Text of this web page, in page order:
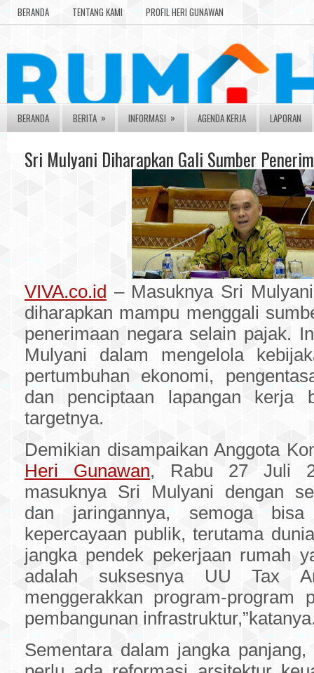
BERANDA TENTANG KAMI PROFIL HERI GUNAWAN
BERANDA BERITA » INFORMASI » AGENDA KERJA LAPORAN
Sri Mulyani Diharapkan Gali Sumber
VIVA.co.id – Masuknya Sri
diharapkan mampu menggali
penerimaan negara selain pajak.
Mulyani dalam mengelola
pertumbuhan ekonomi,
dan penciptaan lapangan kerja
targetnya.
Demikian disampaikan Anggota
Heri Gunawan, Rabu 27 Juli
masuknya Sri Mulyani dengan
dan jaringannya, semoga bisa
kepercayaan publik, terutama
jangka pendek pekerjaan rumah
adalah suksesnya UU Tax
menggerakkan program-program
pembangunan
Sementara dalam jangka